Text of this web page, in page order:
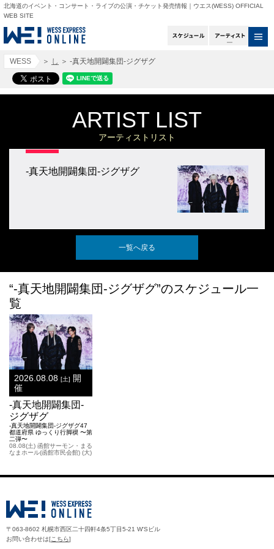
北海道のイベント・コンサート・ライブの公演・チケット発売情報｜ウエス(WESS) OFFICIAL
WEB SITE
スケジュールアー
WESS ＞ し ＞ -真天地開闢集団-ジグザグ
ARTIST LIST
アーティストリスト
-真天地開闢集団-ジグザグ
一覧へ戻る
“-真天地開闢集団-ジグザグ”のスケジュール一
覧
2026.08.08 [土] 開
催
-真天地開闢集団-
ジグザグ
-真天地開闢集団-ジグザグ47
都道府県 ゆっくり行脚禊 〜第
二弾〜
08.08(土) 函館サーモン・まる
なまホール(函館市民会館) (大)
〒063-8602 札幌市西区二十四軒4条5丁目5-21 W'Sビル
お問い合わせは[こちら]